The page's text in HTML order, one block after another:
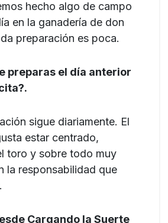
hecho algo de campo
en la ganadería de don
preparación es poca.
preparas el día anterior
sigue diariamente. El
estar centrado,
toro y sobre todo muy
la responsabilidad que
Cargando la Suerte